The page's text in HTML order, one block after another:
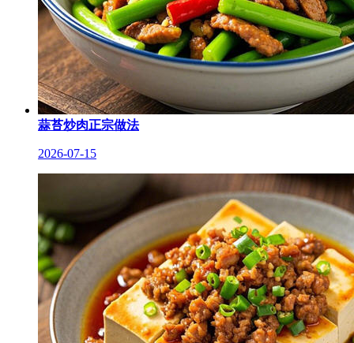
蒜苔炒肉正宗做法
2026-07-15